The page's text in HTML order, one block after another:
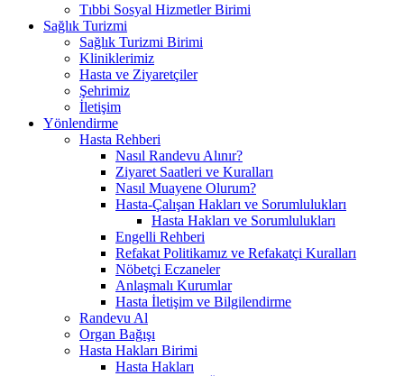
Tıbbi Sosyal Hizmetler Birimi
Sağlık Turizmi
Sağlık Turizmi Birimi
Kliniklerimiz
Hasta ve Ziyaretçiler
Şehrimiz
İletişim
Yönlendirme
Hasta Rehberi
Nasıl Randevu Alınır?
Ziyaret Saatleri ve Kuralları
Nasıl Muayene Olurum?
Hasta-Çalışan Hakları ve Sorumlulukları
Hasta Hakları ve Sorumlulukları
Engelli Rehberi
Refakat Politikamız ve Refakatçi Kuralları
Nöbetçi Eczaneler
Anlaşmalı Kurumlar
Hasta İletişim ve Bilgilendirme
Randevu Al
Organ Bağışı
Hasta Hakları Birimi
Hasta Hakları